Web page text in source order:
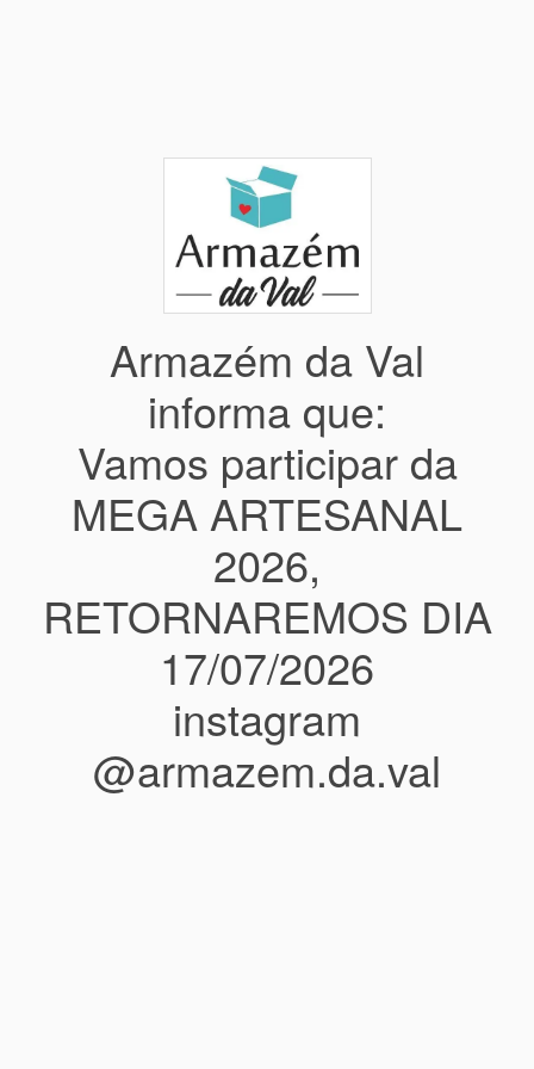
Armazém da Val
informa que:
Vamos participar da
MEGA ARTESANAL
2026,
RETORNAREMOS DIA
17/07/2026
instagram
@armazem.da.val